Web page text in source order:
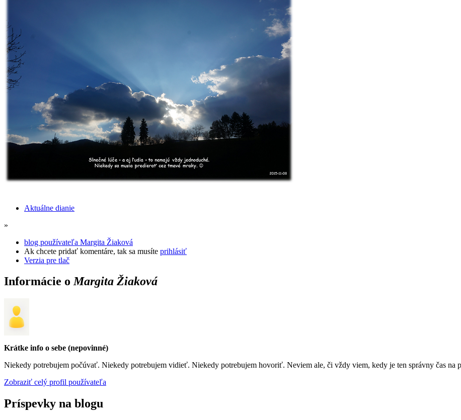
Aktuálne dianie
»
blog používateľa Margita Žiaková
Ak chcete pridať komentáre, tak sa musíte prihlásiť
Verzia pre tlač
Informácie oMargita Žiaková
Krátke info o sebe (nepovinné)
Niekedy potrebujem počúvať. Niekedy potrebujem vidieť. Niekedy potrebujem hovoriť. Neviem ale, či vždy viem, kedy je ten správny čas na
Zobraziť celý profil používateľa
Príspevky na blogu